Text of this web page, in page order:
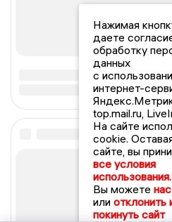
Нажимая
даете
обработку
данных
с
интернет-
top.mail.ru,
На сайте
cookie.
сайте, вы
все условия
использования.
Вы можете
или отклонить
покинуть сайт